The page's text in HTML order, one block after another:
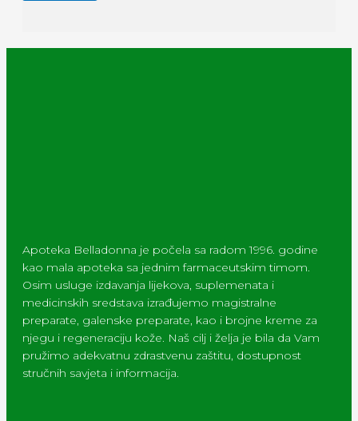
Apoteka Belladonna je počela sa radom 1996. godine
kao mala apoteka sa jednim farmaceutskim timom.
Osim usluge izdavanja lijekova, suplemenata i
medicinskih sredstava izrađujemo magistralne
preparate, galenske preparate, kao i brojne kreme za
njegu i regeneraciju kože. Naš cilj i želja je bila da Vam
pružimo adekvatnu zdrastvenu zaštitu, dostupnost
stručnih savjeta i informacija.